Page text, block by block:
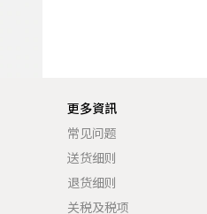
更多資訊
常见问题
送货细则
退货细则
关税及税项